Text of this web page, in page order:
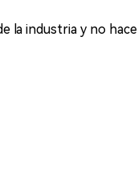
la industria y no hace